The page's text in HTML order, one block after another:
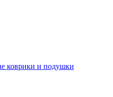
коврики и подушки